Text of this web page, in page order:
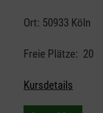
Ort: 50933 Köln
Freie Plätze: 20
Kursdetails